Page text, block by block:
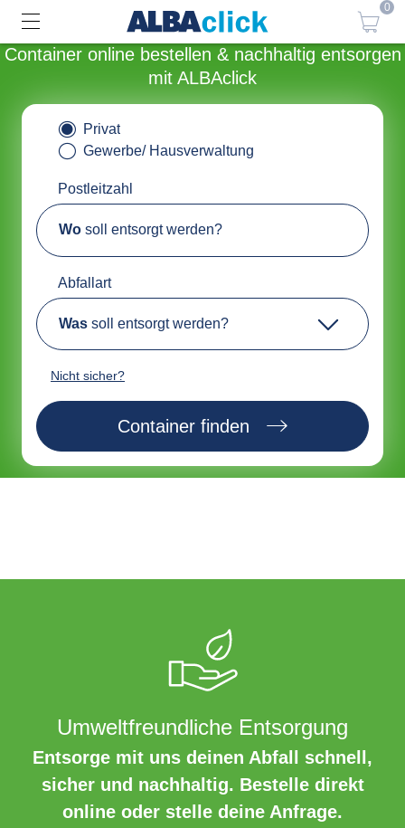
0
Container online bestellen & nachhaltig entsorgen
mit ALBAclick
Privat
Gewerbe/ Hausverwaltung
Postleitzahl
Wo soll entsorgt werden?
Abfallart
Was soll entsorgt werden?
Nicht sicher?
Container finden
Umweltfreundliche Entsorgung
Entsorge mit uns deinen Abfall schnell,
sicher und nachhaltig. Bestelle direkt
online oder stelle deine Anfrage.